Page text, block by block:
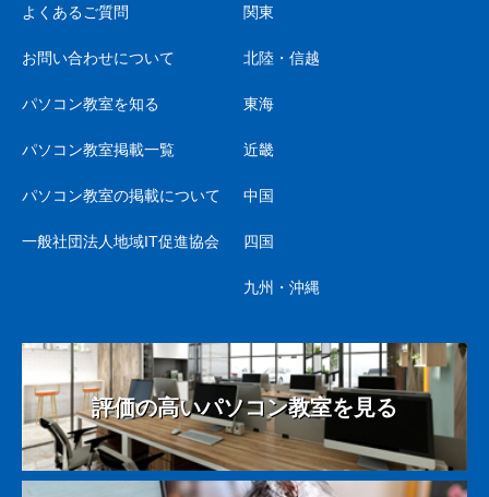
よくあるご質問
お問い合わせについて
パソコン教室を知る
パソコン教室掲載一覧
パソコン教室の掲載について
一般社団法人地域IT促進協会
関東
北陸・信越
東海
近畿
中国
四国
九州・沖縄
評価の高いパソコン教室を見る